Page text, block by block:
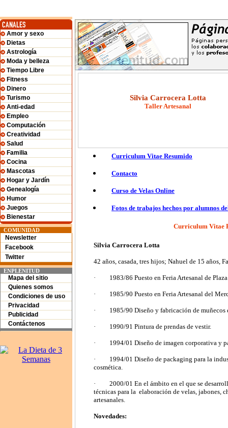
Amor y sexo
Dietas
Astrología
Moda y belleza
Tiempo Libre
Fitness
Dinero
Turismo
Anti-edad
Empleo
Computación
Creatividad
Salud
Familia
Cocina
Mascotas
Hogar y Jardín
Genealogía
Humor
Juegos
Bienestar
COMUNIDAD
Newsletter
Facebook
Twitter
ENPLENITUD
Mapa del sitio
Quienes somos
Condiciones de uso
Privacidad
Publicidad
Contáctenos
Silvia Carrocera Lotta
Taller Artesanal
Curriculum Vitae Resumido
Contacto
Curso de Velas Online
Fotos de trabajos hechos por alumnos
Curriculum Vitae
Silvia Carrocera Lotta
42 años, casada, tres hijos; Nahuel de 15 años,
· 1983/86 Puesto en Feria Artesanal de
· 1985/90 Puesto en Feria Artesanal del
· 1985/90 Diseño y fabricación de muñecos
· 1990/91 Pintura de prendas de vestir.
· 1994/01 Diseño de imagen corporativa y
·
1994/01 Diseño de packaging para la
cosmética.
·
2000/01 En el ámbito en el que se
técnicas para la elaboración de velas, jabones,
artesanales.
Novedades: